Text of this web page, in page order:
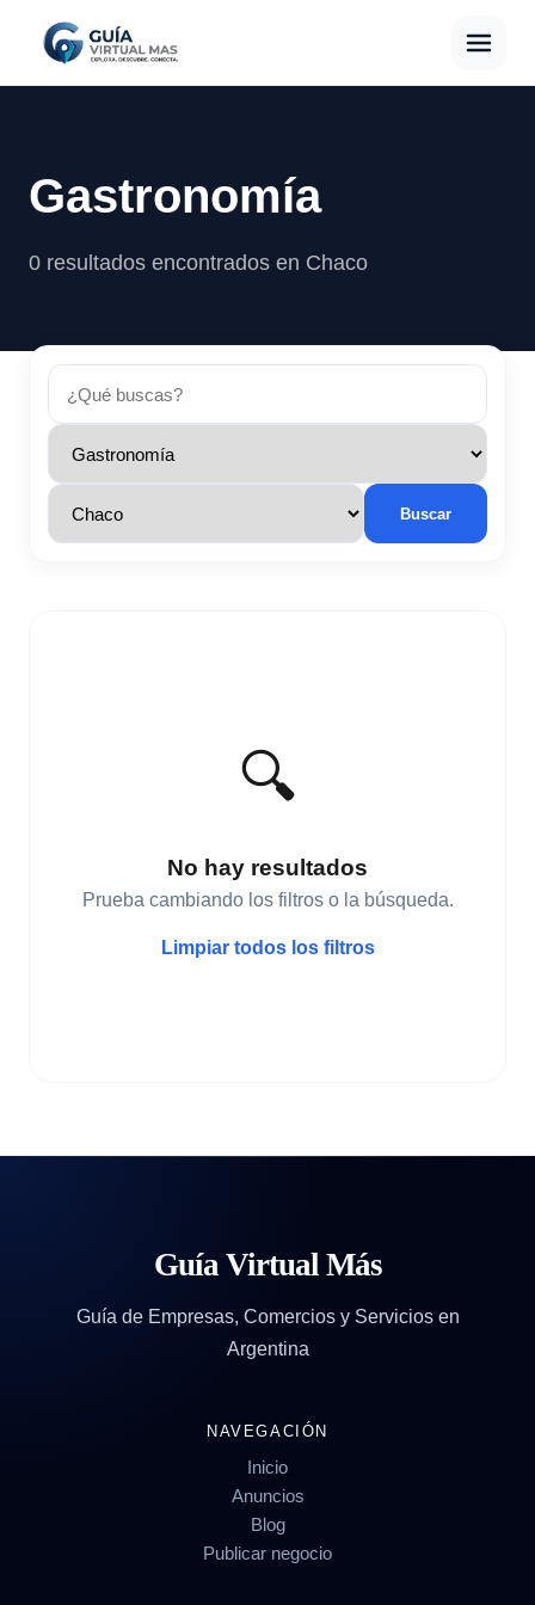
Gastronomía
0 resultados encontrados en Chaco
Buscar
🔍
No hay resultados
Prueba cambiando los filtros o la búsqueda.
Limpiar todos los filtros
Guía Virtual Más
Guía de Empresas, Comercios y Servicios en
Argentina
NAVEGACIÓN
Inicio
Anuncios
Blog
Publicar negocio